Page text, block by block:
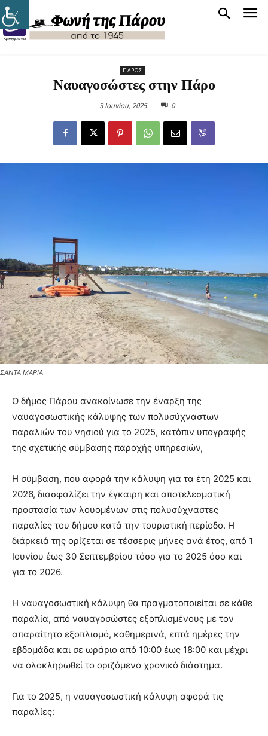
ΠΆΡΟΣ
Ναυαγοσώστες στην Πάρο
3 Ιουνίου, 2025 0
ΣΑΝΤΑ ΜΑΡΙΑ
Ο δήμος Πάρου ανακοίνωσε την έναρξη της
ναυαγοσωστικής κάλυψης των πολυσύχναστων
παραλιών του νησιού για το 2025, κατόπιν υπογραφής
της σχετικής σύμβασης παροχής υπηρεσιών,
Η σύμβαση, που αφορά την κάλυψη για τα έτη 2025 και
2026, διασφαλίζει την έγκαιρη και αποτελεσματική
προστασία των λουομένων στις πολυσύχναστες
παραλίες του δήμου κατά την τουριστική περίοδο. Η
διάρκειά της ορίζεται σε τέσσερις μήνες ανά έτος, από 1
Ιουνίου έως 30 Σεπτεμβρίου τόσο για το 2025 όσο και
για το 2026.
Η ναυαγοσωστική κάλυψη θα πραγματοποιείται σε κάθε
παραλία, από ναυαγοσώστες εξοπλισμένους με τον
απαραίτητο εξοπλισμό, καθημερινά, επτά ημέρες την
εβδομάδα και σε ωράριο από 10:00 έως 18:00 και μέχρι
να ολοκληρωθεί το οριζόμενο χρονικό διάστημα.
Για το 2025, η ναυαγοσωστική κάλυψη αφορά τις
παραλίες: